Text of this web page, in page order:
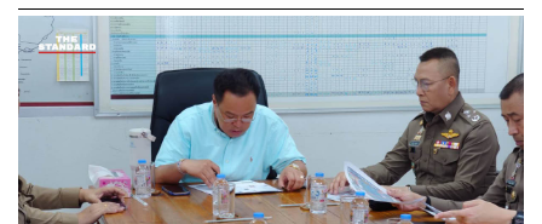
‘การบรรจบกันของภัยพิบัติ’ และ ‘การทดสอบครั้งใหญ่ที่สุด
นับตั้งแต่สงครามโลกครั้งที่ 2’ และ IMF คาดการณ์ว่า การ
เติบโตทั่วโลกจะชะลอตัวลงจาก 6.1% ในปี 2021 มาอยู่ที่
3.6% ในปี 2022
อย่างไรก็ตาม ในมุมมองของจอร์เจียวา เศรษฐกิจโลกไม่น่า
จะเผชิญภาวะถดถอย และมีเพียงบางประเทศเท่านั้นที่การฟื้น